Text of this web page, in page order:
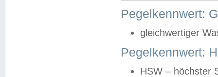
Pegelkennwert:
gleichwertiger
Pegelkennwert:
HSW – höchster